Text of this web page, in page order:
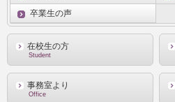
卒業生の声
在校生の方
Student
事務室より
Office